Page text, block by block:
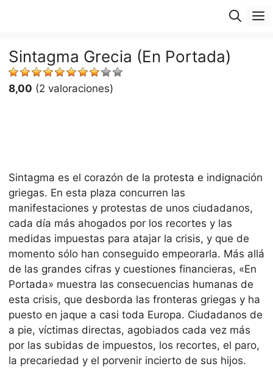
Sintagma Grecia (En Portada)
8,00 (2 valoraciones)
Sintagma es el corazón de la protesta e indignación
griegas. En esta plaza concurren las
manifestaciones y protestas de unos ciudadanos,
cada día más ahogados por los recortes y las
medidas impuestas para atajar la crisis, y que de
momento sólo han conseguido empeorarla. Más allá
de las grandes cifras y cuestiones financieras, «En
Portada» muestra las consecuencias humanas de
esta crisis, que desborda las fronteras griegas y ha
puesto en jaque a casi toda Europa. Ciudadanos de
a pie, víctimas directas, agobiados cada vez más
por las subidas de impuestos, los recortes, el paro,
la precariedad y el porvenir incierto de sus hijos.